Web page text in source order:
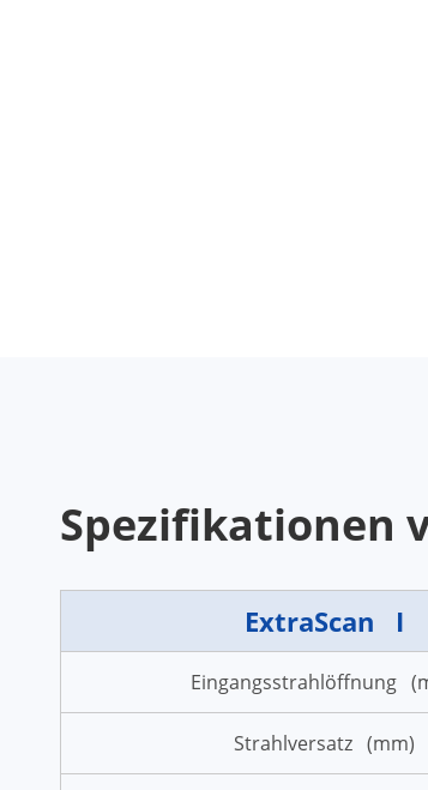
Spezifikationen
ExtraScan I
Eingangsstrahlöffnung
Strahlversatz (mm)